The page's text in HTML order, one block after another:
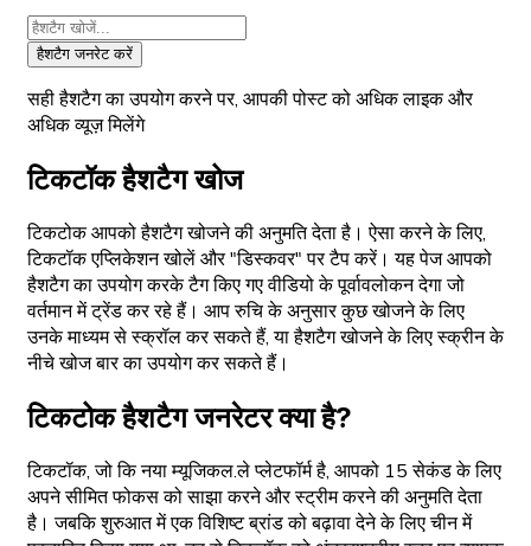
हैशटैग जनरेट करें
सही हैशटैग का उपयोग करने पर, आपकी पोस्ट को अधिक लाइक और
अधिक व्यूज़ मिलेंगे
टिकटॉक हैशटैग खोज
टिकटोक आपको हैशटैग खोजने की अनुमति देता है। ऐसा करने के लिए,
टिकटॉक एप्लिकेशन खोलें और "डिस्कवर" पर टैप करें। यह पेज आपको
हैशटैग का उपयोग करके टैग किए गए वीडियो के पूर्वावलोकन देगा जो
वर्तमान में ट्रेंड कर रहे हैं। आप रुचि के अनुसार कुछ खोजने के लिए
उनके माध्यम से स्क्रॉल कर सकते हैं, या हैशटैग खोजने के लिए स्क्रीन के
नीचे खोज बार का उपयोग कर सकते हैं।
टिकटोक हैशटैग जनरेटर क्या है?
टिकटॉक, जो कि नया म्यूजिकल.ले प्लेटफॉर्म है, आपको 15 सेकंड के लिए
अपने सीमित फोकस को साझा करने और स्ट्रीम करने की अनुमति देता
है। जबकि शुरुआत में एक विशिष्ट ब्रांड को बढ़ावा देने के लिए चीन में